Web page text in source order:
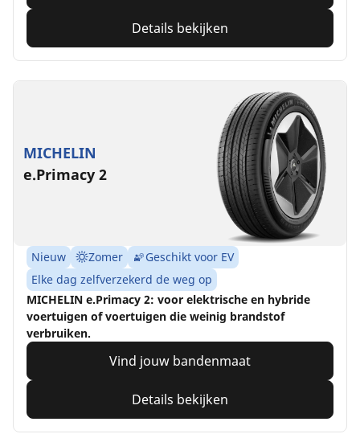
Details bekijken
MICHELIN
e.Primacy 2
Nieuw Zomer
Geschikt voor EV
Elke dag zelfverzekerd de weg op
MICHELIN e.Primacy 2: voor elektrische en hybride
voertuigen of voertuigen die weinig brandstof
verbruiken.
Vind jouw bandenmaat
Details bekijken